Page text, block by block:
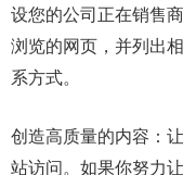
设您的公司正在销售
浏览的网页，并列出
系方式。
创造高质量的内容：
站访问。如果你努力